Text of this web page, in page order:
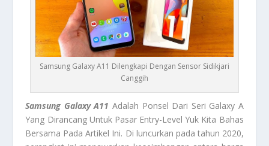
Samsung Galaxy A11 Dilengkapi Dengan Sensor Sidikjari
Canggih
Samsung Galaxy A11 Adalah Ponsel Dari Seri Galaxy A
Yang Dirancang Untuk Pasar Entry-Level Yuk Kita Bahas
Bersama Pada Artikel Ini. Di luncurkan pada tahun 2020,